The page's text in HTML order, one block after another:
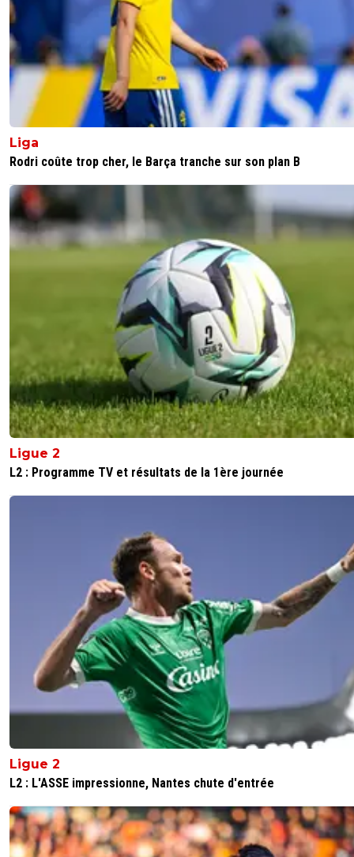
Liga
Rodri coûte trop cher, le Barça tranche sur son plan B
Ligue 2
L2 : Programme TV et résultats de la 1ère journée
Ligue 2
L2 : L'ASSE impressionne, Nantes chute d'entrée